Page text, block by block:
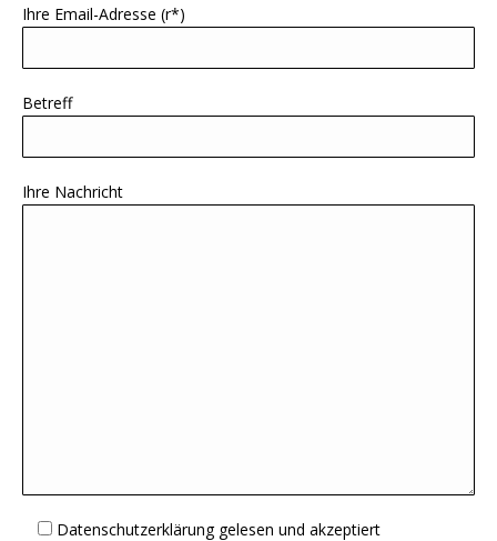
Ihre Email-Adresse (r*)
Betreff
Ihre Nachricht
Datenschutzerklärung gelesen und akzeptiert